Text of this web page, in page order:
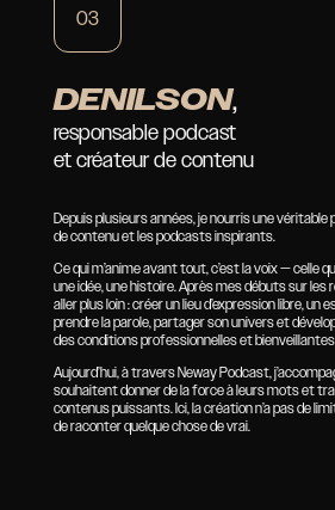
03
DENILSON,
responsable podcast
et créateur de contenu
Depuis plusieurs années, je nourris une véritable
de contenu et les podcasts inspirants.
Ce qui m’anime avant tout, c’est la voix — celle
une idée, une histoire. Après mes débuts sur les
aller plus loin : créer un lieu d’expression libre, un
prendre la parole, partager son univers et
des conditions professionnelles et
Aujourd’hui, à travers Neway Podcast,
souhaitent donner de la force à leurs mots et
contenus puissants. Ici, la création n’a pas de
de raconter quelque chose de vrai.